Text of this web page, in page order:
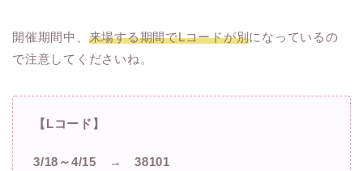
開催期間中、 来場する期間でLコードが別になっているの
で注意してくださいね。
【Lコード】
3/18～4/15 → 38101